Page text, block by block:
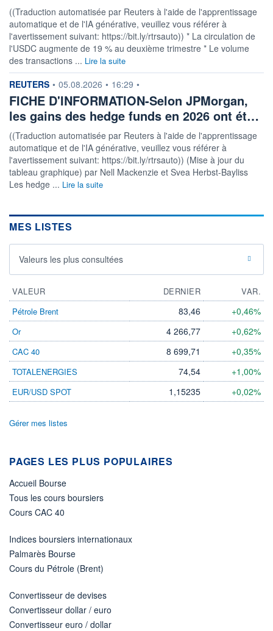
((Traduction automatisée par Reuters à l'aide de l'apprentissage
automatique et de l'IA générative, veuillez vous référer à
l'avertissement suivant: https://bit.ly/rtrsauto)) * La circulation de
l'USDC augmente de 19 % au deuxième trimestre * Le volume
des transactions ... Lire la suite
information fournie par
REUTERS • 05.08.2026 • 16:29 •
FICHE D'INFORMATION-Selon JPMorgan,
les gains des hedge funds en 2026 ont ét…
((Traduction automatisée par Reuters à l'aide de l'apprentissage
automatique et de l'IA générative, veuillez vous référer à
l'avertissement suivant: https://bit.ly/rtrsauto)) (Mise à jour du
tableau graphique) par Nell Mackenzie et Svea Herbst-Bayliss
Les hedge ... Lire la suite
MES LISTES
Valeurs les plus consultées
VALEUR DERNIER
VAR.
Pétrole Brent
83,46 +0,46%
Or 4 266,77 +0,62%
CAC 40 8 699,71 +0,35%
TOTALENERGIES 74,54 +1,00%
EUR/USD SPOT 1,15235 +0,02%
Gérer mes listes
PAGES LES PLUS POPULAIRES
Accueil Bourse
Tous les cours boursiers
Cours CAC 40
Indices boursiers internationaux
Palmarès Bourse
Cours du Pétrole (Brent)
Convertisseur de devises
Convertisseur dollar / euro
Convertisseur euro / dollar